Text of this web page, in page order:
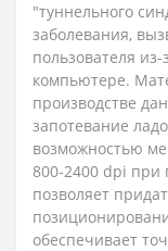
"туннельного
заболевания,
пользователя
компьютере.
производстве
запотевание
возможностью
800-2400 dpi при
позволяет
обеспечивает